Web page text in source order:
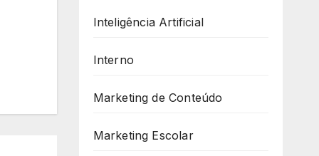
Inteligência Artificial
Interno
Marketing de Conteúdo
Marketing Escolar